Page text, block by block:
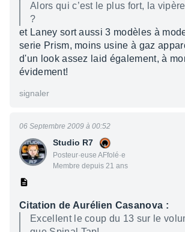
Alors qui c’est le plus fort, la
?
et Laney sort aussi 3 modèles à
serie Prism, moins usine à gaz
d'un look assez laid également, à
évidement!
signaler
Studio R7
Posteur·euse AFfolé·e
Membre depuis 21 ans
06 Septembre 2009 à 00:52
Citation de Aurélien Casanova :
Excellent le coup du 13 sur le